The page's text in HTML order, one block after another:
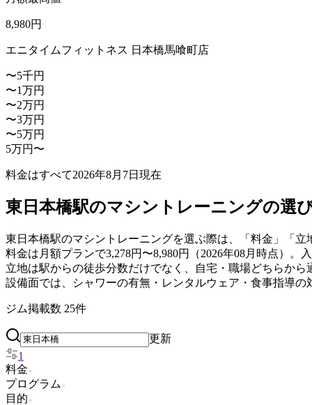
8,980円
エニタイムフィットネス 日本橋馬喰町店
〜5千円
〜1万円
〜2万円
〜3万円
〜5万円
5万円〜
料金はすべて2026年8月7日 現在
東日本橋駅のマシントレーニングの選
東日本橋駅のマシントレーニングを選ぶ際は、「料金」「
料金は月額プランで3,278円〜8,980円（2026年08月時点）
立地は駅からの徒歩分数だけでなく、自宅・職場どちらか
設備面では、シャワーの有無・レンタルウェア・食事指導
ジム掲載数 25件
更新
1
料金
プログラム
目的